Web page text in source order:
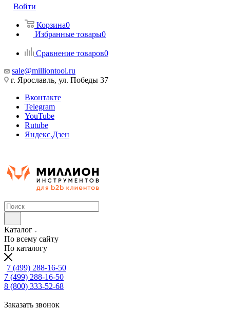
Войти
Корзина0
Избранные товары0
Сравнение товаров0
sale@milliontool.ru
г. Ярославль, ул. Победы 37
Вконтакте
Telegram
YouTube
Rutube
Яндекс.Дзен
Каталог
По всему сайту
По каталогу
7 (499) 288-16-50
7 (499) 288-16-50
8 (800) 333-52-68
Заказать звонок